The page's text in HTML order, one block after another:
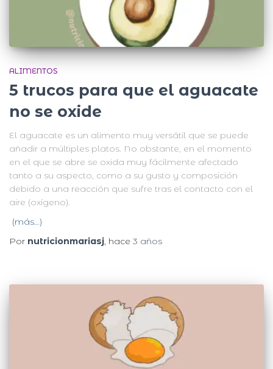
ALIMENTOS
5 trucos para que el aguacate
no se oxide
El aguacate es un alimento muy versátil que se puede
añadir a múltiples platos. No obstante, en el momento
en el que se abre se oxida muy fácilmente afectado
tanto a su aspecto, como a su gusto y composición
debido a una reacción que sufre tras el contacto con el
aire (oxígeno).
(más…)
Por nutricionmariasj, hace 3 años